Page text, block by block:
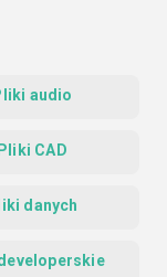
audio
Pliki CAD
danych